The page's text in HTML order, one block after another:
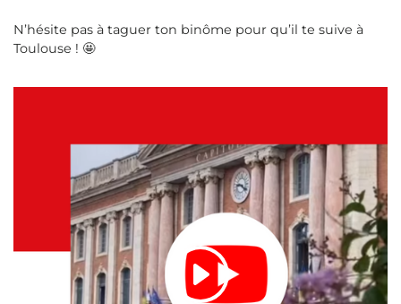
N’hésite pas à taguer ton binôme pour qu’il te suive à
Toulouse ! 🤩